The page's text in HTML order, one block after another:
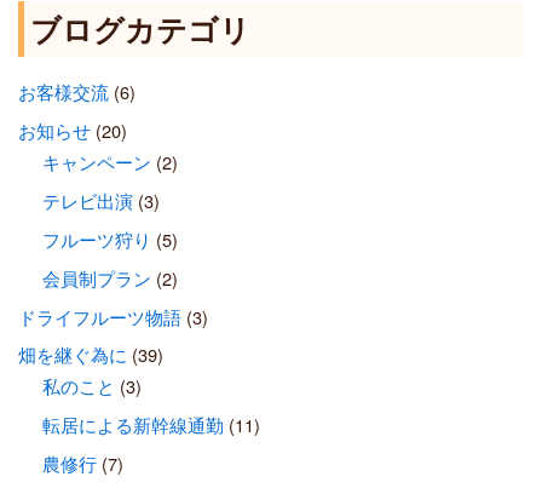
ブログカテゴリ
お客様交流(6)
お知らせ(20)
キャンペーン (2)
テレビ出演(3)
フルーツ狩り (5)
会員制プラン (2)
ドライフルーツ物語(3)
畑を継ぐ為に (39)
私のこと (3)
転居による新幹線通勤 (11)
農修行(7)